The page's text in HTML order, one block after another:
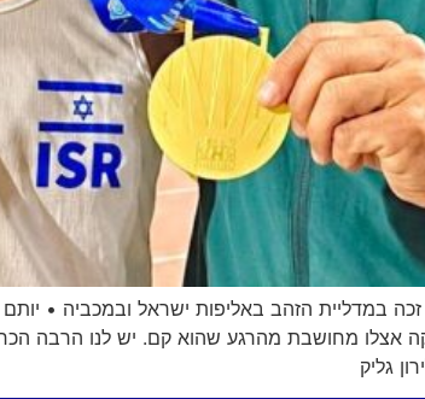
קריית השרון, זכה במדליית הזהב באליפות ישראל
אצלו מחושבת מהרגע שהוא קם. יש לנו הרבה
גליק